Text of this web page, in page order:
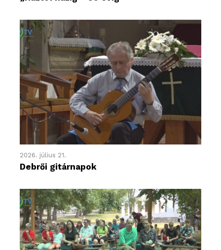
2026. július 21.
Debrői gitárnapok